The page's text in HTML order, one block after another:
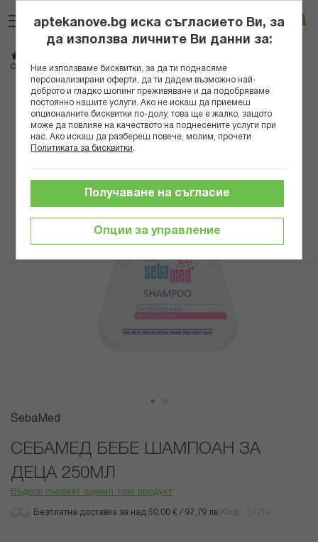
към
съдържанието
Вход
СЕБАМЕД БЕБЕ ШАМПОАН ЗА ДЕЦА 250МЛ
Преминете
края
Преминете
началото
галерия
със
SebaMed
СЕБАМЕД БЕБЕ ШАМПОАН ЗА
ДЕЦА 250МЛ
Бъдете първият оценил този продукт
Безплатна доставка за над 50.00 € / 97,79 лв.
aptekanove.bg иска съгласието Ви, за
да използва личните Ви данни за:
Ние използваме бисквитки, за да ти поднасяме
персонализирани оферти, да ти дадем възможно най-
доброто и гладко шопинг преживяване и да подобряваме
постоянно нашите услуги. Ако не искаш да приемеш
опционалните бисквитки по-долу, това ще е жалко, защото
може да повлияе на качеството на поднесените услуги при
нас. Ако искаш да разбереш повече, молим, прочети
Политиката за бисквитки
Опции за управление
Получаване на съгласие